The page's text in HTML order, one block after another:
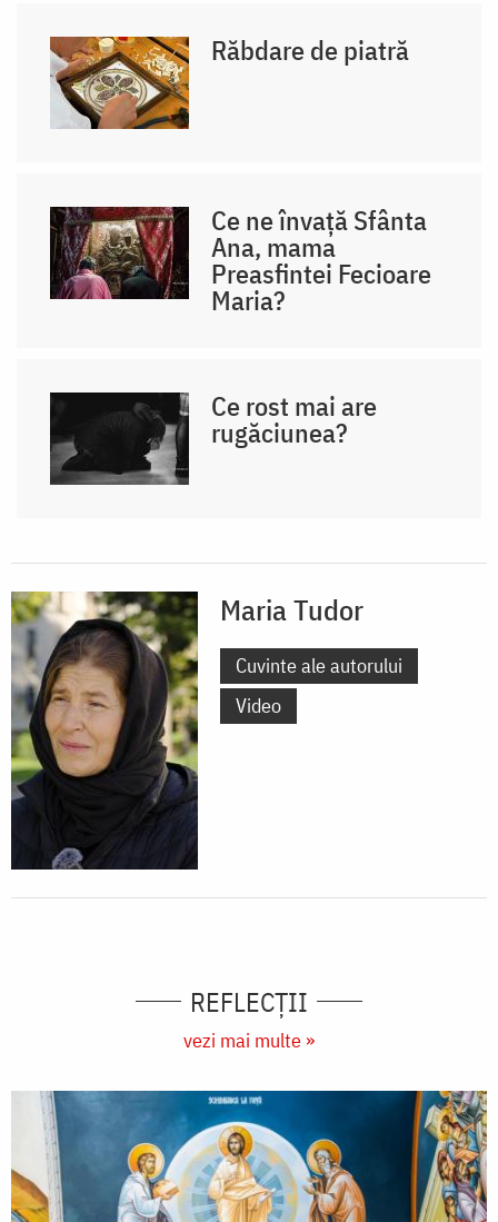
Răbdare de piatră
Ce ne învață Sfânta
Ana, mama
Preasfintei Fecioare
Maria?
Ce rost mai are
rugăciunea?
Maria Tudor
Cuvinte ale autorului
Video
REFLECȚII
vezi mai multe »